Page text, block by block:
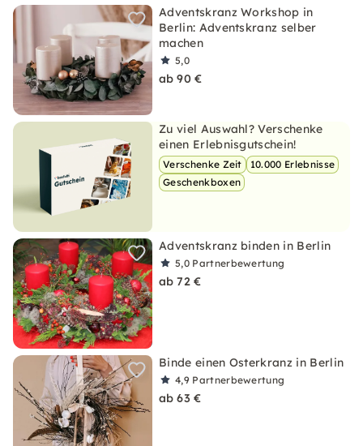
Adventskranz Workshop in
Berlin: Adventskranz selber
machen
5,0
ab 90 €
Zu viel Auswahl? Verschenke
einen Erlebnisgutschein!
Verschenke Zeit
10.000 Erlebnisse
Geschenkboxen
Adventskranz binden in Berlin
5,0 Partnerbewertung
ab 72 €
Binde einen Osterkranz in Berlin
4,9 Partnerbewertung
ab 63 €